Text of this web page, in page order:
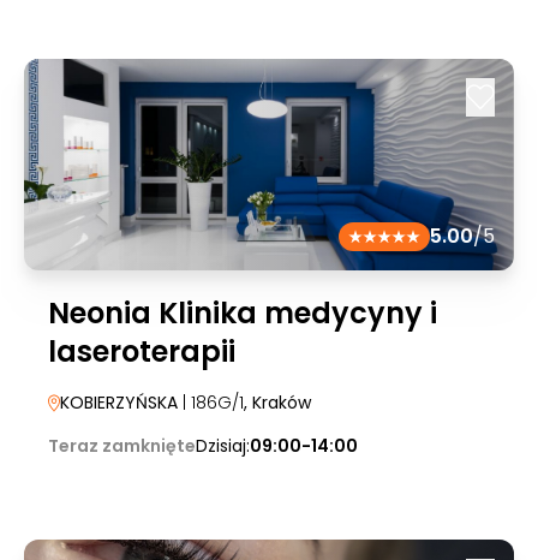
5.00/5
Neonia Klinika medycyny i
laseroterapii
KOBIERZYŃSKA | 186G/1, Kraków
Teraz zamknięteDzisiaj:09:00-14:00